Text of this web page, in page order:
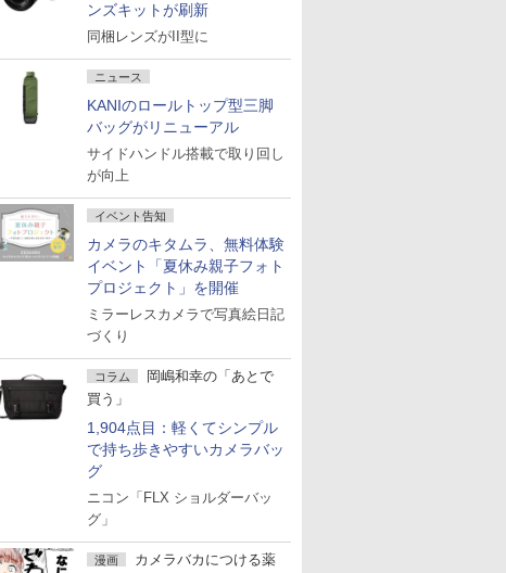
ンズキットが刷新
同梱レンズがII型に
ニュース
KANIのロールトップ型三脚
バッグがリニューアル
サイドハンドル搭載で取り回し
が向上
イベント告知
カメラのキタムラ、無料体験
イベント「夏休み親子フォト
プロジェクト」を開催
ミラーレスカメラで写真絵日記
づくり
コラム
岡嶋和幸の「あとで
買う」
1,904点目：軽くてシンプル
で持ち歩きやすいカメラバッ
グ
ニコン「FLX ショルダーバッ
グ」
漫画
カメラバカにつける薬